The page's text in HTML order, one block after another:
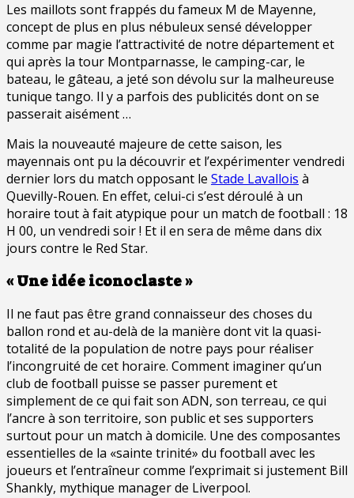
Les maillots sont frappés du fameux M de Mayenne,
concept de plus en plus nébuleux sensé développer
comme par magie l’attractivité de notre département et
qui après la tour Montparnasse, le camping-car, le
bateau, le gâteau, a jeté son dévolu sur la malheureuse
tunique tango. Il y a parfois des publicités dont on se
passerait aisément …
Mais la nouveauté majeure de cette saison, les
mayennais ont pu la découvrir et l’expérimenter vendredi
dernier lors du match opposant le Stade Lavallois à
Quevilly-Rouen. En effet, celui-ci s’est déroulé à un
horaire tout à fait atypique pour un match de football : 18
H 00, un vendredi soir ! Et il en sera de même dans dix
jours contre le Red Star.
« Une idée iconoclaste »
Il ne faut pas être grand connaisseur des choses du
ballon rond et au-delà de la manière dont vit la quasi-
totalité de la population de notre pays pour réaliser
l’incongruité de cet horaire. Comment imaginer qu’un
club de football puisse se passer purement et
simplement de ce qui fait son ADN, son terreau, ce qui
l’ancre à son territoire, son public et ses supporters
surtout pour un match à domicile. Une des composantes
essentielles de la «sainte trinité» du football avec les
joueurs et l’entraîneur comme l’exprimait si justement Bill
Shankly, mythique manager de Liverpool.